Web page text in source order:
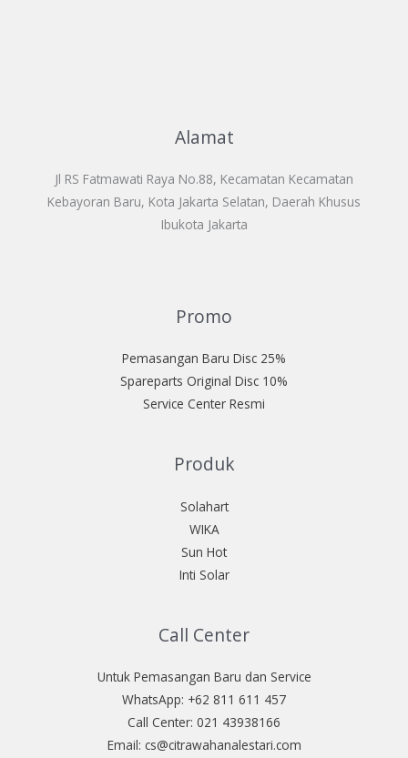
Alamat
Jl RS Fatmawati Raya No.88, Kecamatan Kecamatan
Kebayoran Baru, Kota Jakarta Selatan, Daerah Khusus
Ibukota Jakarta
Promo
Pemasangan Baru Disc 25%
Spareparts Original Disc 10%
Service Center Resmi
Produk
Solahart
WIKA
Sun Hot
Inti Solar
Call Center
Untuk Pemasangan Baru dan Service
WhatsApp: +62 811 611 457
Call Center: 021 43938166
Email: cs@citrawahanalestari.com